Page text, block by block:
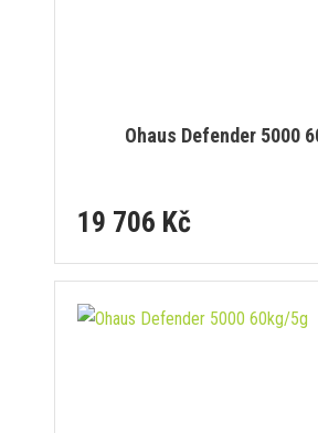
Ohaus Defender 5000
19 706 Kč